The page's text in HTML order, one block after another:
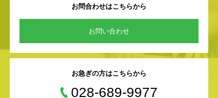
お問合わせはこちらから
お問い合わせ
お急ぎの方はこちらから
028-689-9977